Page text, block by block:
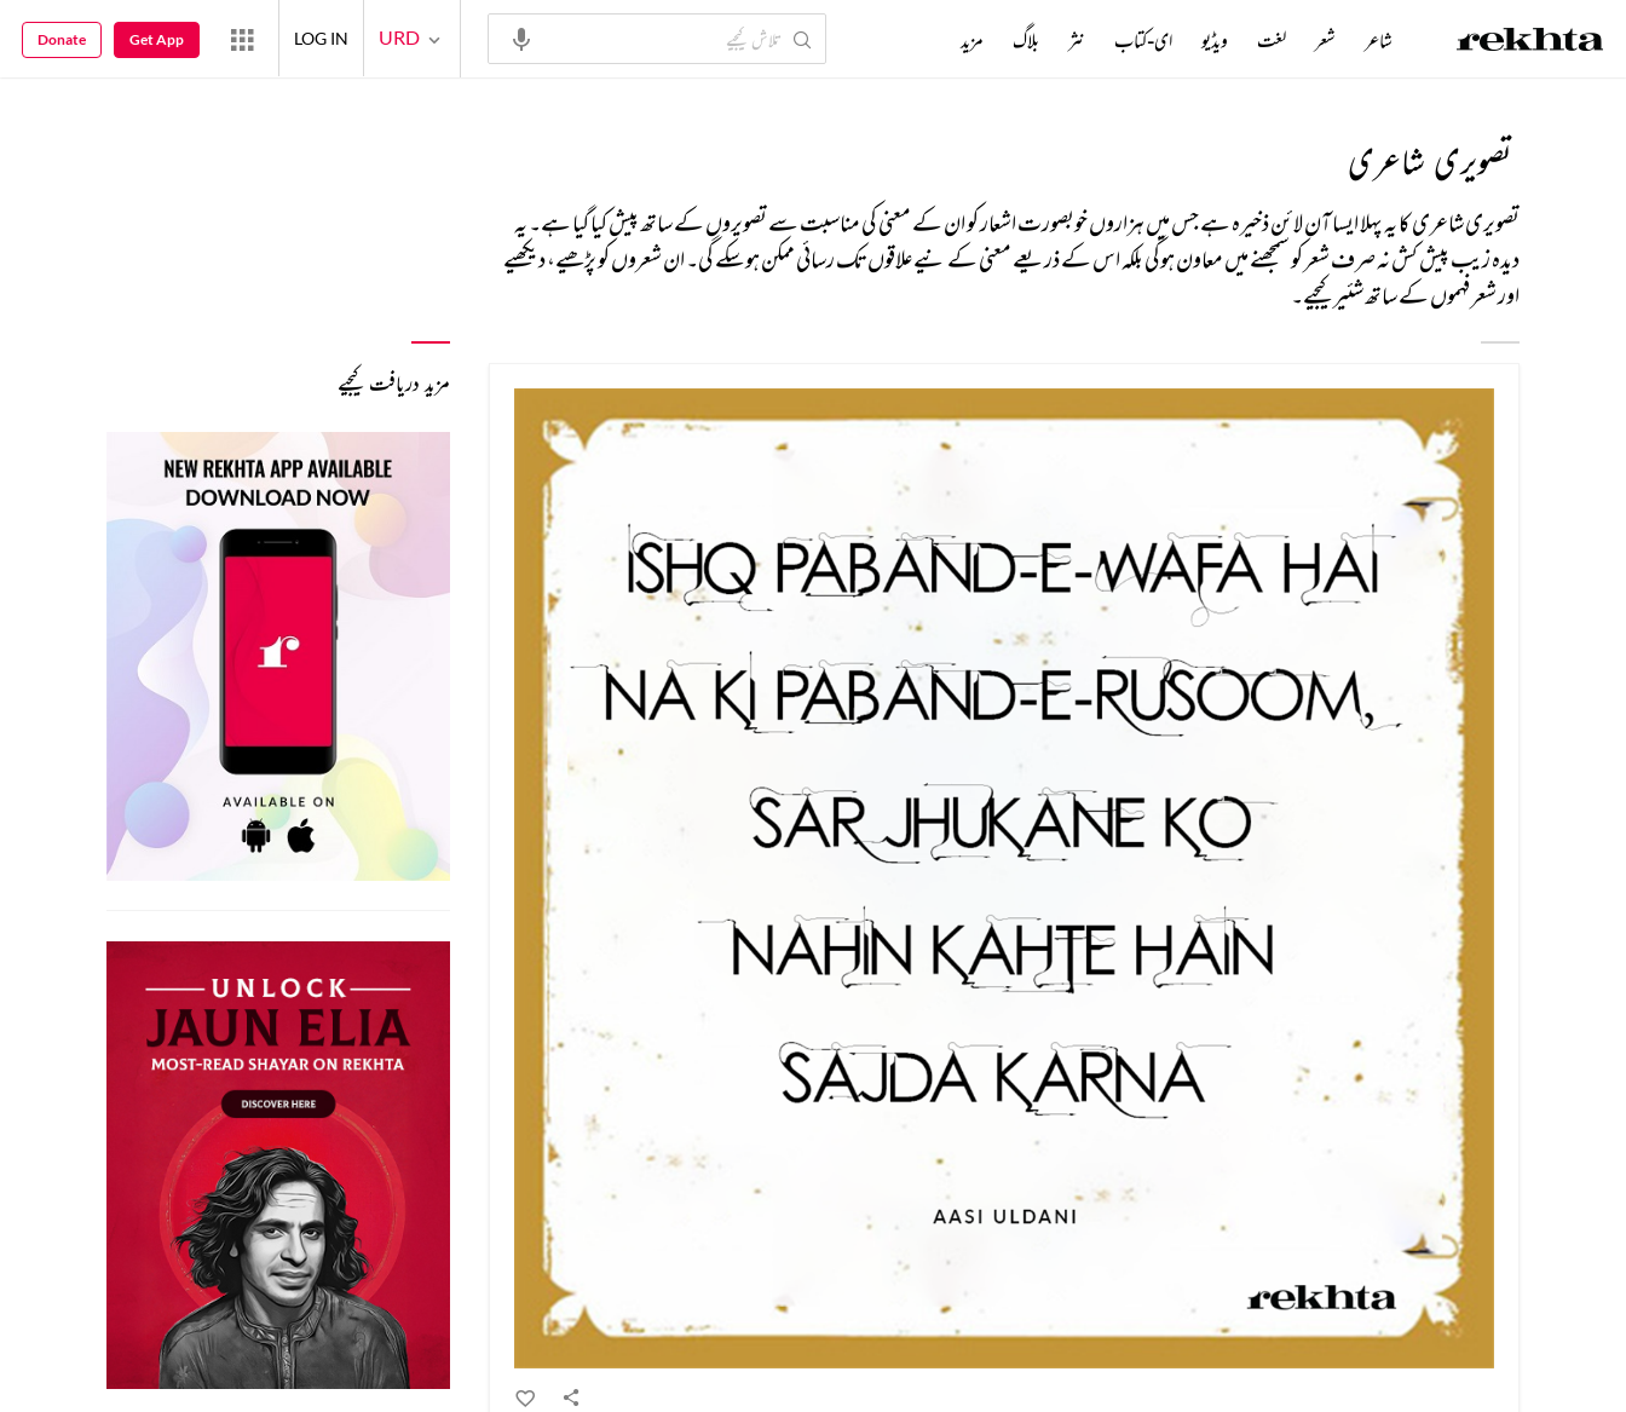
تصویری شاعری
تصویری شاعری کا یہ پہلا ایسا آن لائن ذخیرہ ہے جس میں ہزاروں خوبصورت اشعار کو ان کے معنی کی مناسبت سے تصویروں کے ساتھ پیش کیا گیا ہے۔ یہ
دیدہ زیب پیش کش نہ صرف شعر کو سمجھنے میں معاون ہوگی بلکہ اس کے ذریعے معنی کے نیےعلاقوں تک رسائی ممکن ہو سکے گی۔ ان شعروں کو پڑھیے، دیکھیے
اور شعر فہموں کے ساتھ شئیر کیجیے۔
مزید دریافت کیجیے
شاعر شعر لغت ویڈیو ای-کتاب نثر بلاگ مزید URD
LOG IN
Get App
Donate